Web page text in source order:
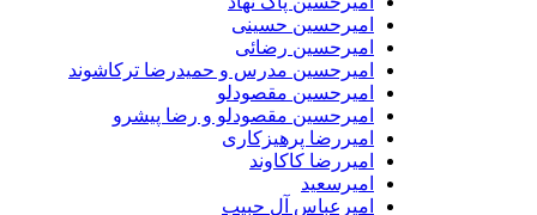
امیرحسین حسینی
امیرحسین رضائی
امیرحسین مدرس و حمیدرضا ترکاشوند
امیرحسین مقصودلو
امیرحسین مقصودلو و رضا پیشرو
امیررضا پرهیزکاری
امیررضا کاکاوند
امیرسعید
امیرعباس آل حبیب